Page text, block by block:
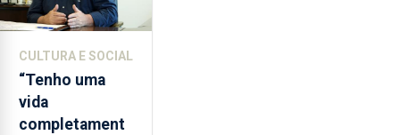
CULTURA E SOCIAL
“Tenho uma
vida
completament